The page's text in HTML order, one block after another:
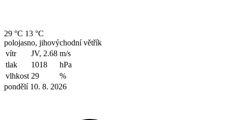
29 °C 13 °C
polojasno, jihovýchodní větřík
vítr
JV, 2.68 m/s
tlak
1018
hPa
vlhkost 29
%
pondělí 10. 8. 2026